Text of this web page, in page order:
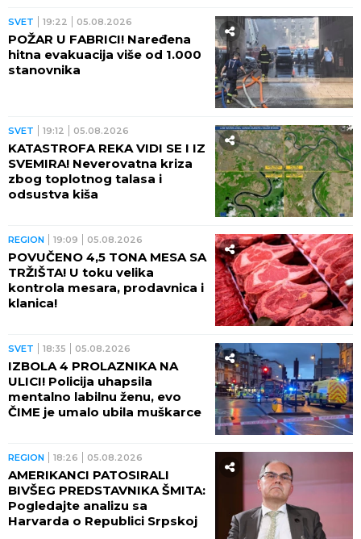
SVET 19:22 05.08.2026
POŽAR U FABRICI! Naređena
hitna evakuacija više od 1.000
stanovnika
SVET 19:12 05.08.2026
KATASTROFA REKA VIDI SE I IZ
SVEMIRA! Neverovatna kriza
zbog toplotnog talasa i
odsustva kiša
REGION 19:09 05.08.2026
POVUČENO 4,5 TONA MESA SA
TRŽIŠTA! U toku velika
kontrola mesara, prodavnica i
klanica!
SVET 18:35 05.08.2026
IZBOLA 4 PROLAZNIKA NA
ULICI! Policija uhapsila
mentalno labilnu ženu, evo
ČIME je umalo ubila muškarce
REGION 18:26 05.08.2026
AMERIKANCI PATOSIRALI
BIVŠEG PREDSTAVNIKA ŠMITA:
Pogledajte analizu sa
Harvarda o Republici Srpskoj